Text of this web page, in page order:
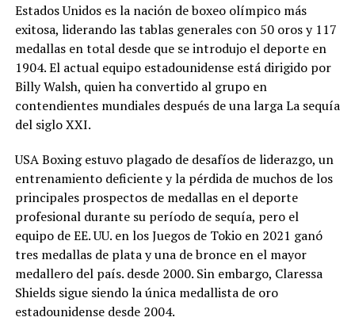
Estados Unidos es la nación de boxeo olímpico más
exitosa, liderando las tablas generales con 50 oros y 117
medallas en total desde que se introdujo el deporte en
1904. El actual equipo estadounidense está dirigido por
Billy Walsh, quien ha convertido al grupo en
contendientes mundiales después de una larga La sequía
del siglo XXI.
USA Boxing estuvo plagado de desafíos de liderazgo, un
entrenamiento deficiente y la pérdida de muchos de los
principales prospectos de medallas en el deporte
profesional durante su período de sequía, pero el
equipo de EE. UU. en los Juegos de Tokio en 2021 ganó
tres medallas de plata y una de bronce en el mayor
medallero del país. desde 2000. Sin embargo, Claressa
Shields sigue siendo la única medallista de oro
estadounidense desde 2004.